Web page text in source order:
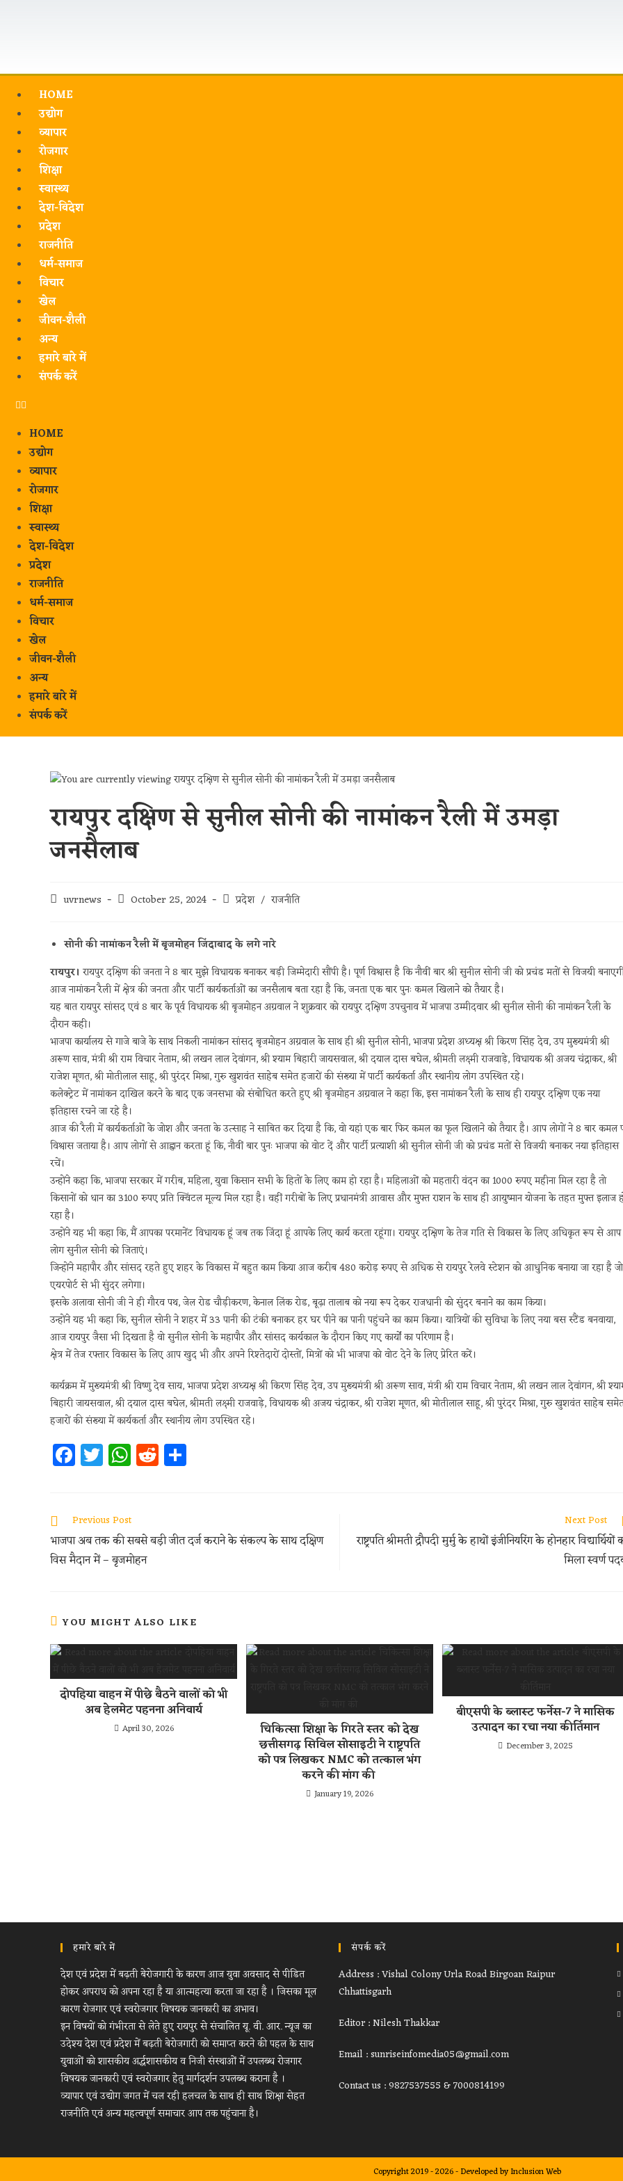
HOME
उद्योग
व्यापार
रोजगार
शिक्षा
स्वास्थ्य
देश-विदेश
प्रदेश
राजनीति
धर्म-समाज
विचार
खेल
जीवन-शैली
अन्य
हमारे बारे में
संपर्क करें
HOME
उद्योग
व्यापार
रोजगार
शिक्षा
स्वास्थ्य
देश-विदेश
प्रदेश
राजनीति
धर्म-समाज
विचार
खेल
जीवन-शैली
अन्य
हमारे बारे में
संपर्क करें
रायपुर दक्षिण से सुनील सोनी की नामांकन रैली में उमड़ा
जनसैलाब
uvrnews October 25, 2024 प्रदेश / राजनीति
सोनी की नामांकन रैली में बृजमोहन जिंदाबाद के लगे नारे
रायपुर। रायपुर दक्षिण की जनता ने 8 बार मुझे विधायक बनाकर बड़ी जिम्मेदारी सौंपी है। पूर्ण विश्वास है कि नौवीं बार श्री सुनील सोनी जी को प्रचंड मतों से विजयी
आज नामांकन रैली में क्षेत्र की जनता और पार्टी कार्यकर्ताओं का जनसैलाब बता रहा है कि, जनता एक बार पुनः कमल खिलाने को तैयार है।
यह बात रायपुर सांसद एवं 8 बार के पूर्व विधायक श्री बृजमोहन अग्रवाल ने शुक्रवार को रायपुर दक्षिण उपचुनाव में भाजपा उम्मीदवार श्री सुनील सोनी की नामांकन रैली के
दौरान कही।
भाजपा कार्यालय से गाजे बाजे के साथ निकली नामांकन सांसद बृजमोहन अग्रवाल के साथ ही श्री सुनील सोनी, भाजपा प्रदेश अध्यक्ष श्री किरण सिंह देव, उप मुख्यमंत्री श्री
अरूण साव, मंत्री श्री राम विचार नेताम, श्री लखन लाल देवांगन, श्री श्याम बिहारी जायसवाल, श्री दयाल दास बघेल, श्रीमती लक्ष्मी राजवाड़े, विधायक श्री अजय चंद्राकर, श्री
राजेश मूणत, श्री मोतीलाल साहू, श्री पुरंदर मिश्रा, गुरु खुशवंत साहेब समेत हजारों की संख्या में पार्टी कार्यकर्ता और स्थानीय लोग उपस्थित रहे।
कलेक्ट्रेट में नामांकन दाखिल करने के बाद एक जनसभा को संबोधित करते हुए श्री बृजमोहन अग्रवाल ने कहा कि, इस नामांकन रैली के साथ ही रायपुर दक्षिण एक नया
इतिहास रचने जा रहे है।
आज की रैली में कार्यकर्ताओं के जोश और जनता के उत्साह ने साबित कर दिया है कि, वो यहां एक बार फिर कमल का फूल खिलाने को तैयार है। आप लोगों ने 8 बार कमल
विश्वास जताया है। आप लोगों से आह्वान करता हूं कि, नौवीं बार पुनः भाजपा को वोट दें और पार्टी प्रत्याशी श्री सुनील सोनी जी को प्रचंड मतों से विजयी बनाकर नया इतिहास
रचें।
उन्होंने कहा कि, भाजपा सरकार में गरीब, महिला, युवा किसान सभी के हितों के लिए काम हो रहा है। महिलाओं को महतारी वंदन का 1000 रुपए महीना मिल रहा है तो
किसानों को धान का 3100 रुपए प्रति क्विंटल मूल्य मिल रहा है। वहीं गरीबों के लिए प्रधानमंत्री आवास और मुफ्त राशन के साथ ही आयुष्मान योजना के तहत मुफ्त इलाज
रहा है।
उन्होंने यह भी कहा कि, मैं आपका परमानेंट विधायक हूं जब तक जिंदा हूं आपके लिए कार्य करता रहूंगा। रायपुर दक्षिण के तेज गति से विकास के लिए अधिकृत रूप से आप
लोग सुनील सोनी को जिताएं।
जिन्होंने महापौर और सांसद रहते हुए शहर के विकास में बहुत काम किया आज करीब 480 करोड़ रुपए से अधिक से रायपुर रेलवे स्टेशन को आधुनिक बनाया जा रहा है जो
एयरपोर्ट से भी सुंदर लगेगा।
इसके अलावा सोनी जी ने ही गौरव पथ, जेल रोड चौड़ीकरण, केनाल लिंक रोड, बूढ़ा तालाब को नया रूप देकर राजधानी को सुंदर बनाने का काम किया।
उन्होंने यह भी कहा कि, सुनील सोनी ने शहर में 33 पानी की टंकी बनाकर हर घर पीने का पानी पहुंचने का काम किया। यात्रियों की सुविधा के लिए नया बस स्टैंड बनवाया,
आज रायपुर जैसा भी दिखता है वो सुनील सोनी के महापौर और सांसद कार्यकाल के दौरान किए गए कार्यों का परिणाम है।
क्षेत्र में तेज रफ्तार विकास के लिए आप खुद भी और अपने रिश्तेदारों दोस्तों, मित्रों को भी भाजपा को वोट देने के लिए प्रेरित करें।
कार्यक्रम में मुख्यमंत्री श्री विष्णु देव साय, भाजपा प्रदेश अध्यक्ष श्री किरण सिंह देव, उप मुख्यमंत्री श्री अरूण साव, मंत्री श्री राम विचार नेताम, श्री लखन लाल देवांगन, श्री
बिहारी जायसवाल, श्री दयाल दास बघेल, श्रीमती लक्ष्मी राजवाड़े, विधायक श्री अजय चंद्राकर, श्री राजेश मूणत, श्री मोतीलाल साहू, श्री पुरंदर मिश्रा, गुरु खुशवंत साहेब
हजारों की संख्या में कार्यकर्ता और स्थानीय लोग उपस्थित रहे।
Fa
ce
oo
k
T
w
er
W
h
s
A
p
R
e
t
Previous Post
भाजपा अब तक की सबसे बड़ी जीत दर्ज कराने के संकल्प के साथ दक्षिण
विस मैदान में – बृजमोहन
Next Post
राष्ट्रपति श्रीमती द्रौपदी मुर्मु के हाथों इंजीनियरिंग के होनहार विद्यार्थियों
मिला स्वर्ण
YOU MIGHT ALSO LIKE
दोपहिया वाहन में पीछे बैठने वालों को भी
अब हेलमेट पहनना अनिवार्य
April 30, 2026 चिकित्सा शिक्षा के गिरते स्तर को देख
छत्तीसगढ़ सिविल सोसाइटी ने राष्ट्रपति
को पत्र लिखकर NMC को तत्काल भंग
करने की मांग की
January 19, 2026
बीएसपी के ब्लास्ट फर्नेस-7 ने मासिक
उत्पादन का रचा नया कीर्तिमान
December 3, 2025
हमारे बारे में
देश एवं प्रदेश में बढ़ती बेरोजगारी के कारण आज युवा अवसाद से पीडित
होकर अपराध को अपना रहा है या आत्महत्या करता जा रहा है । जिसका मूल
कारण रोजगार एवं स्वरोजगार विषयक जानकारी का अभाव।
इन विषयों को गंभीरता से लेते हुए रायपुर से संचालित यू. वी. आर. न्यूज का
उदेश्य देश एवं प्रदेश में बढ़ती बेरोजगारी को समाप्त करने की पहल के साथ
युवाओं को शासकीय अर्द्धशासकीय व निजी संस्थाओं में उपलब्ध रोजगार
विषयक जानकारी एवं स्वरोजगार हेतु मार्गदर्शन उपलब्ध कराना है ।
व्यापार एवं उद्योग जगत में चल रही हलचल के साथ ही साथ शिक्षा सेहत
राजनीति एवं अन्य महत्वपूर्ण समाचार आप तक पहुंचाना है।
संपर्क करें
Address : Vishal Colony Urla Road Birgoan Raipur
Chhattisgarh
Editor : Nilesh Thakkar
Email : sunriseinfomedia05@gmail.com
Contact us : 9827537555 & 7000814199
Copyright 2019 - 2026 - Developed byInclusion Web